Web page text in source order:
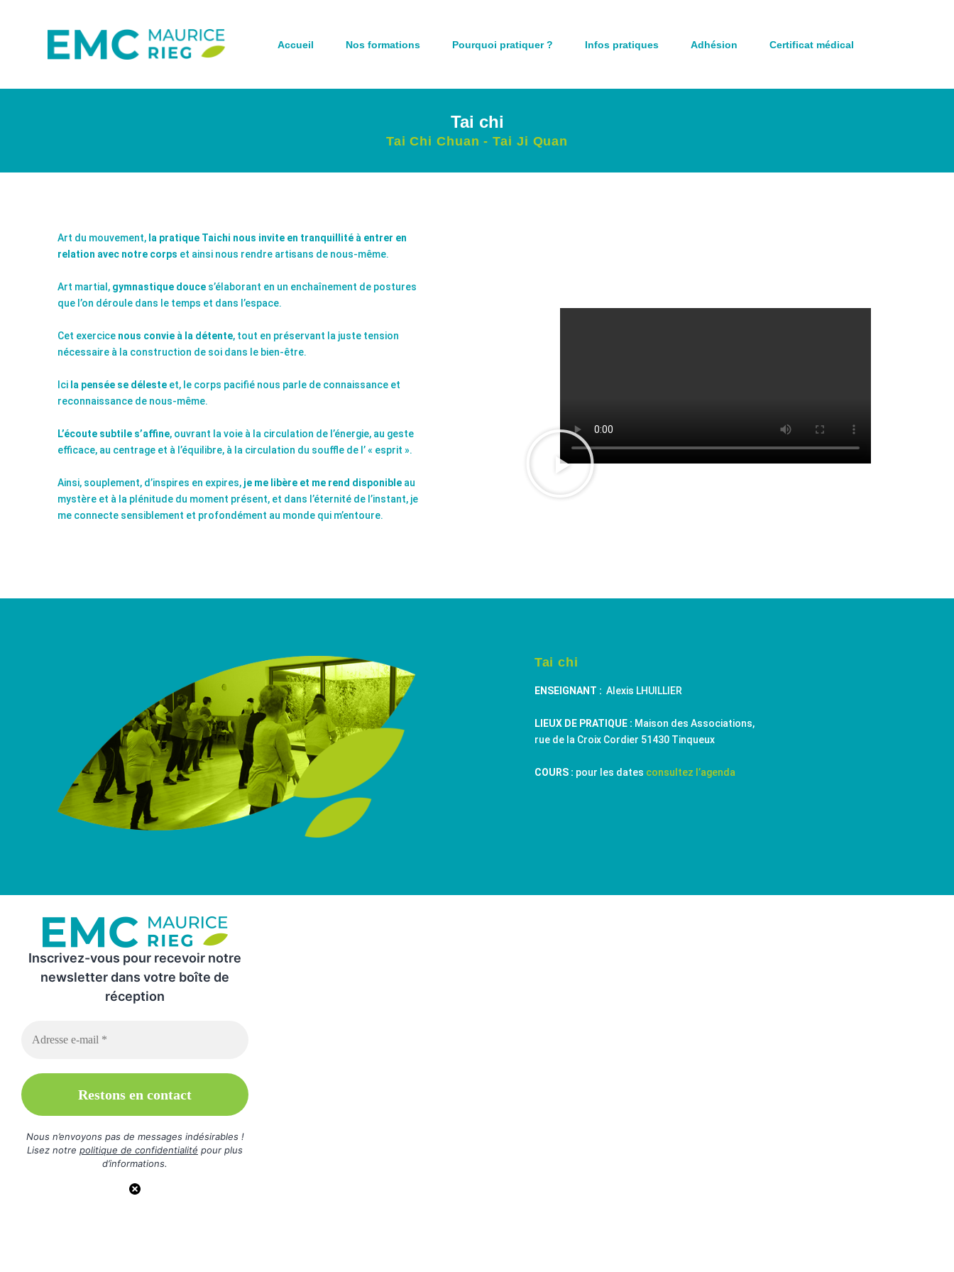
Accueil Nos formations Pourquoi pratiquer ? Infos pratiques Adhésion Certificat médical
Tai chi
Tai Chi Chuan - Tai Ji Quan
Art du mouvement, la pratique Taichi nous invite en tranquillité à entrer en
relation avec notre corps et ainsi nous rendre artisans de nous-même.
Art martial, gymnastique douces’élaborant en un enchaînement de postures
que l’on déroule dans le temps et dans l’espace.
Cet exercice nous convie à la détente, tout en préservant la juste tension
nécessaire à la construction de soi dans le bien-être.
Ici la pensée se délesteet, le corps pacifié nous parle de connaissance et
reconnaissance de nous-même.
L’écoute subtile s’affine, ouvrant la voie à la circulation de l’énergie, au geste
efficace, au centrage et à l’équilibre, à la circulation du souffle de l’ « esprit ».
Ainsi, souplement, d’inspires en expires, je me libère et me rend disponibleau
mystère et à la plénitude du moment présent, et dans l’éternité de l’instant, je
me connecte sensiblement et profondément au monde qui m’entoure.
Tai chi
ENSEIGNANT : Alexis LHUILLIER
LIEUX DE PRATIQUE : Maison des Associations,
rue de la Croix Cordier 51430 Tinqueux
COURS : pour les dates consultez l’agenda
Inscrivez-vous pour recevoir notre
newsletter dans votre boîte de
réception
Nous n’envoyons pas de messages indésirables !
Lisez notre politique de confidentialité pour plus
d’informations.